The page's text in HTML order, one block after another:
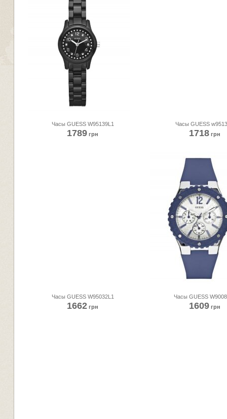
Часы GUESS W95139L1
1789 грн
Часы GUESS
1718 грн
Часы GUESS W95032L1
1662 грн
Часы GUESS
1609 грн